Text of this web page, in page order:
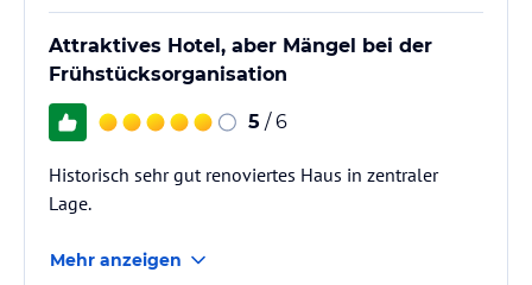
Attraktives Hotel, aber Mängel bei der
Frühstücksorganisation
5 / 6
Historisch sehr gut renoviertes Haus in zentraler
Lage.
Mehr anzeigen